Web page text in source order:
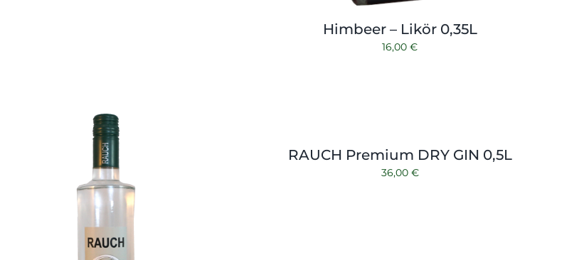
Himbeer – Likör 0,35L
16,00€
RAUCH Premium DRY GIN 0,5L
36,00 €